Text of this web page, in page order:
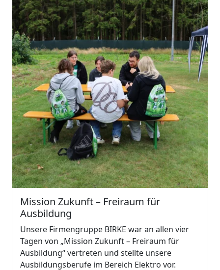
Mission Zukunft – Freiraum für
Ausbildung
Unsere Firmengruppe BIRKE war an allen vier
Tagen von „Mission Zukunft – Freiraum für
Ausbildung“ vertreten und stellte unsere
Ausbildungsberufe im Bereich Elektro vor.